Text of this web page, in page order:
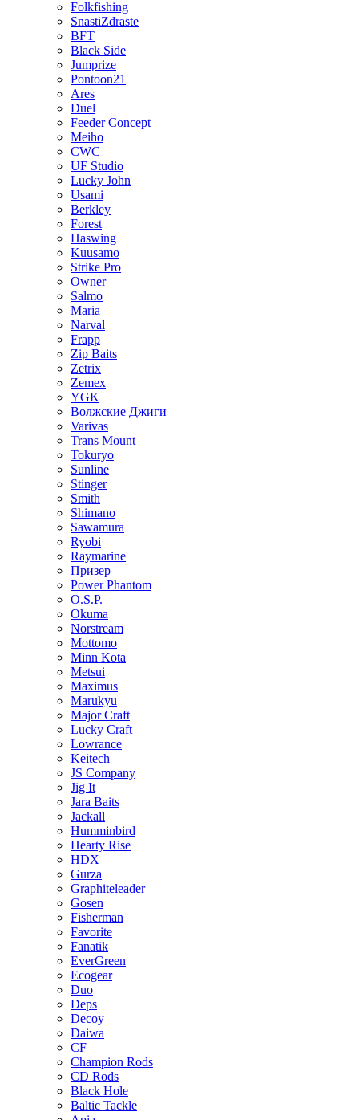
Folkfishing
SnastiZdraste
BFT
Black Side
Jumprize
Pontoon21
Ares
Duel
Feeder Concept
Meiho
CWC
UF Studio
Lucky John
Usami
Berkley
Forest
Haswing
Kuusamo
Strike Pro
Owner
Salmo
Maria
Narval
Frapp
Zip Baits
Zetrix
Zemex
YGK
Волжские Джиги
Varivas
Trans Mount
Tokuryo
Sunline
Stinger
Smith
Shimano
Sawamura
Ryobi
Raymarine
Призер
Power Phantom
O.S.P.
Okuma
Norstream
Mottomo
Minn Kota
Metsui
Maximus
Marukyu
Major Craft
Lucky Craft
Lowrance
Keitech
JS Company
Jig It
Jara Baits
Jackall
Humminbird
Hearty Rise
HDX
Gurza
Graphiteleader
Gosen
Fisherman
Favorite
Fanatik
EverGreen
Ecogear
Duo
Deps
Decoy
Daiwa
CF
Champion Rods
CD Rods
Black Hole
Baltic Tackle